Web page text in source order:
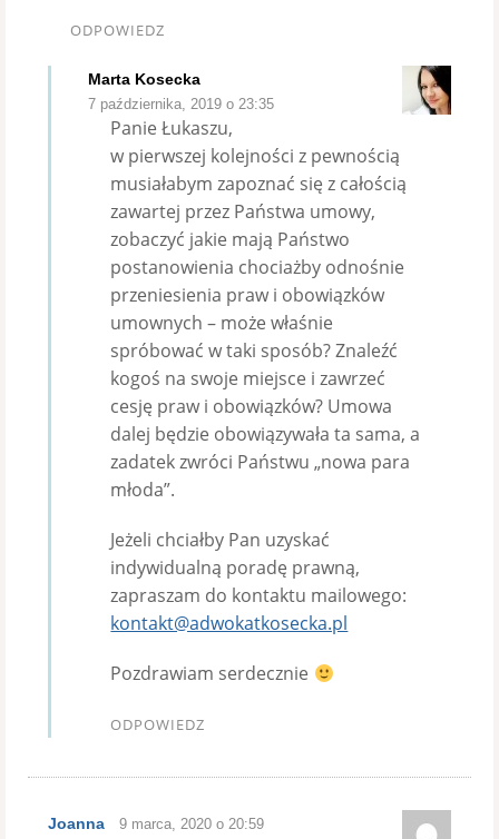
ODPOWIEDZ
Marta Kosecka
7 października, 2019 o 23:35
Panie Łukaszu,
w pierwszej kolejności z pewnością
musiałabym zapoznać się z całością
zawartej przez Państwa umowy,
zobaczyć jakie mają Państwo
postanowienia chociażby odnośnie
przeniesienia praw i obowiązków
umownych – może właśnie
spróbować w taki sposób? Znaleźć
kogoś na swoje miejsce i zawrzeć
cesję praw i obowiązków? Umowa
dalej będzie obowiązywała ta sama, a
zadatek zwróci Państwu „nowa para
młoda”.
Jeżeli chciałby Pan uzyskać
indywidualną poradę prawną,
zapraszam do kontaktu mailowego:
kontakt@adwokatkosecka.pl
Pozdrawiam serdecznie
ODPOWIEDZ
Joanna 9 marca, 2020 o 20:59